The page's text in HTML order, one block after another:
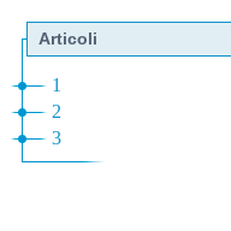
Articoli
1
2
3